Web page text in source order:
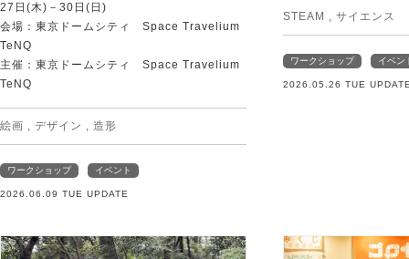
27日(木)－30日(日)
会場：東京ドームシティ Space Travelium
TeNQ
主催：東京ドームシティ Space Travelium
TeNQ
絵画 , デザイン , 造形
ワークショップ イベント
2026.06.09 TUE UPDATE
STEAM , サイエンス
ワークショップ イベン
2026.05.26 TUE